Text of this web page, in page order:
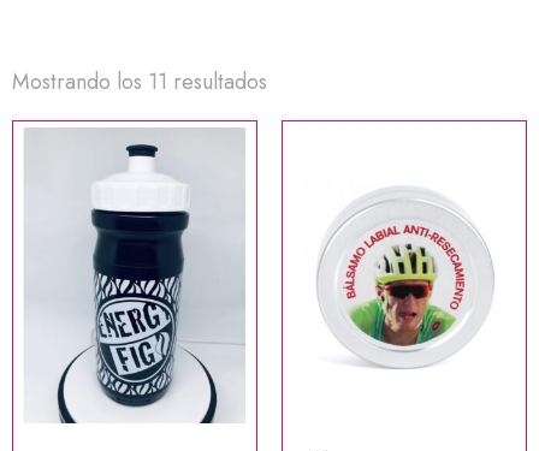
Mostrando los 11 resultados